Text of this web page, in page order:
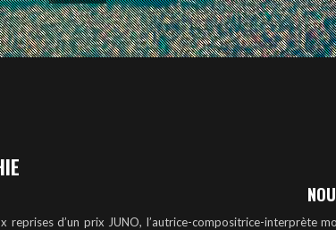
reprises d’un prix JUNO, l’autrice-compositrice-interprète